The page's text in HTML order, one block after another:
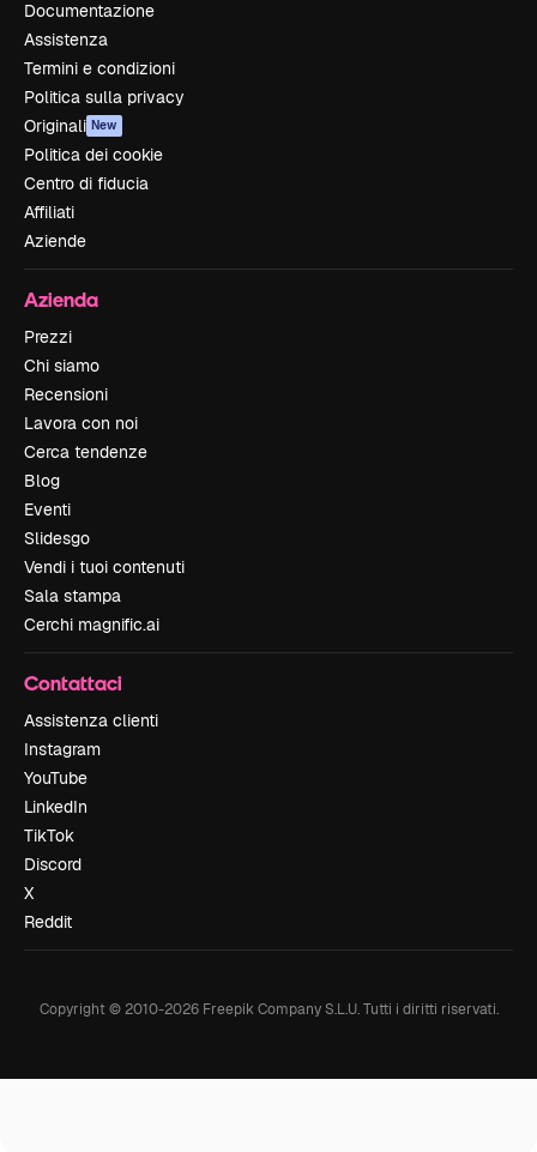
Documentazione
Assistenza
Termini e condizioni
Politica sulla privacy
Originali New
Politica dei cookie
Centro di fiducia
Affiliati
Aziende
Azienda
Prezzi
Chi siamo
Recensioni
Lavora con noi
Cerca tendenze
Blog
Eventi
Slidesgo
Vendi i tuoi contenuti
Sala stampa
Cerchi magnific.ai
Contattaci
Assistenza clienti
Instagram
YouTube
LinkedIn
TikTok
Discord
X
Reddit
Copyright © 2010-2026Freepik Company S.L.U. Tutti i diritti riservati.